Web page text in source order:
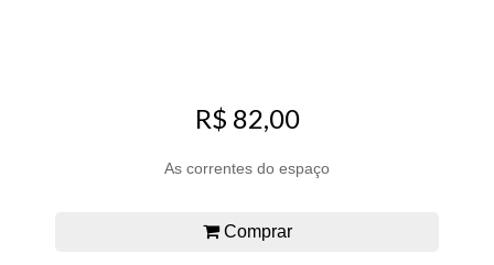
R$ 82,00
As correntes do espaço
Comprar